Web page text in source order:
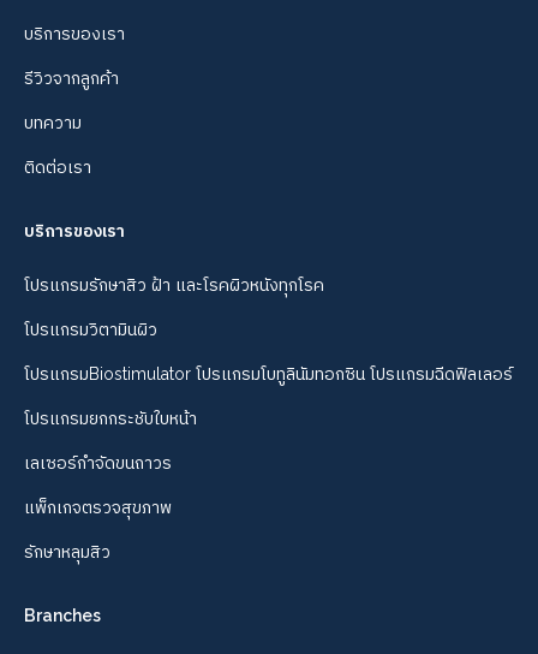
บริการของเรา
รีวิวจากลูกค้า
บทความ
ติดต่อเรา
บริการของเรา
โปรแกรมรักษาสิว ฝ้า และโรคผิวหนังทุกโรค
โปรแกรมวิตามินผิว
โปรแกรมBiostimulator โปรแกรมโบทูลินัมทอกซิน โปรแกรมฉีดฟิลเลอร์
โปรแกรมยกกระชับใบหน้า
เลเซอร์กำจัดขนถาวร
แพ็กเกจตรวจสุขภาพ
รักษาหลุมสิว
Branches